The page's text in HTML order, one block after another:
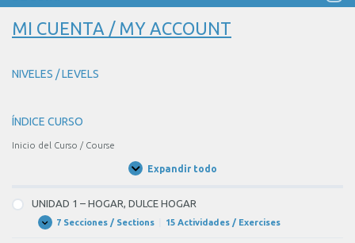
MI CUENTA / MY ACCOUNT
NIVELES / LEVELS
ÍNDICE CURSO
Inicio del Curso / Course
Expandir todo
Unidades
UNIDAD 1 – HOGAR, DULCE HOGAR
Expandir
UNIDAD7 Secciones / Sections 15 Actividades / Exercises